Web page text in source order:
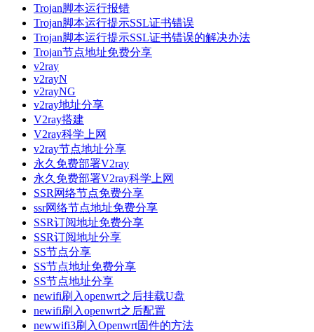
Trojan脚本运行报错
Trojan脚本运行提示SSL证书错误
Trojan脚本运行提示SSL证书错误的解决办法
Trojan节点地址免费分享
v2ray
v2rayN
v2rayNG
v2ray地址分享
V2ray搭建
V2ray科学上网
v2ray节点地址分享
永久免费部署V2ray
永久免费部署V2ray科学上网
SSR网络节点免费分享
ssr网络节点地址免费分享
SSR订阅地址免费分享
SSR订阅地址分享
SS节点分享
SS节点地址免费分享
SS节点地址分享
newifi刷入openwrt之后挂载U盘
newifi刷入openwrt之后配置
newwifi3刷入Openwrt固件的方法